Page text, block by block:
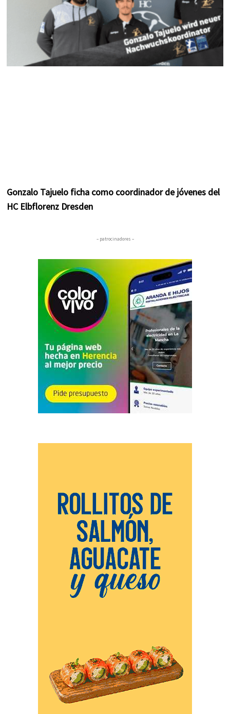
Gonzalo Tajuelo ficha como coordinador de jóvenes del
HC Elbflorenz Dresden
– patrocinadores –